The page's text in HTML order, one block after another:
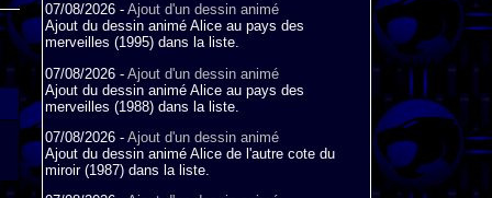
07/08/2026 - Ajout d'un dessin animé
Ajout du dessin animé Alice au pays des
merveilles (1995) dans la liste.
07/08/2026 - Ajout d'un dessin animé
Ajout du dessin animé Alice au pays des
merveilles (1988) dans la liste.
07/08/2026 - Ajout d'un dessin animé
Ajout du dessin animé Alice de l'autre cote du
miroir (1987) dans la liste.